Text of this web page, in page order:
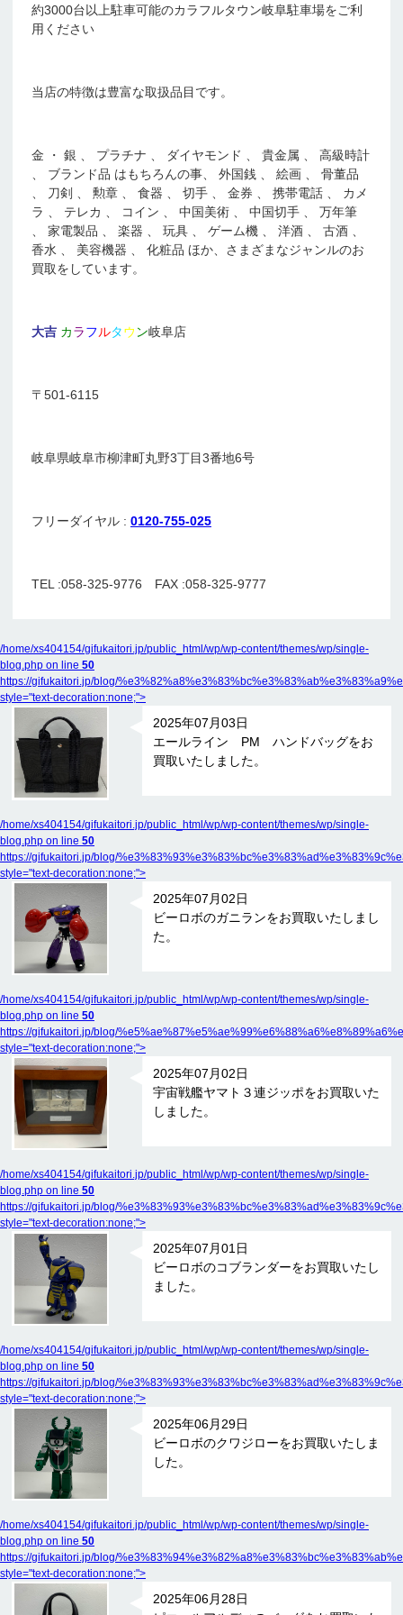
約3000台以上駐車可能のカラフルタウン岐阜駐車場をご利
用ください
当店の特徴は豊富な取扱品目です。
金 ・ 銀 、 プラチナ 、 ダイヤモンド 、 貴金属 、 高級時計
、 ブランド品 はもちろんの事、 外国銭 、 絵画 、 骨董品
、 刀剣 、 勲章 、 食器 、 切手 、 金券 、 携帯電話 、 カメ
ラ 、 テレカ 、 コイン 、 中国美術 、 中国切手 、 万年筆
、 家電製品 、 楽器 、 玩具 、 ゲーム機 、 洋酒 、 古酒 、
香水 、 美容機器 、 化粧品 ほか、さまざまなジャンルのお
買取をしています。
大吉 カラフルタウ ン岐阜店
〒501-6115
岐阜県岐阜市柳津町丸野3丁目3番地6号
フリーダイヤル : 0120-755-025
TEL :058-325-9776 FAX :058-325-9777
/home/xs404154/gifukaitori.jp/public_html/wp/wp-content/themes/wp/single-
blog.php on line 50
https://gifukaitori.jp/blog/
style="text-decoration:none;">
2025年07月03日
エールライン PM ハンドバッグをお
買取いたしました。
/home/xs404154/gifukaitori.jp/public_html/wp/wp-content/themes/wp/single-
blog.php on line 50
https://gifukaitori.jp/blog/
style="text-decoration:none;">
2025年07月02日
ビーロボのガニランをお買取いたしまし
た。
/home/xs404154/gifukaitori.jp/public_html/wp/wp-content/themes/wp/single-
blog.php on line 50
https://gifukaitori.jp/blog/
style="text-decoration:none;">
2025年07月02日
宇宙戦艦ヤマト３連ジッポをお買取いた
しました。
/home/xs404154/gifukaitori.jp/public_html/wp/wp-content/themes/wp/single-
blog.php on line 50
https://gifukaitori.jp/blog/
style="text-decoration:none;">
2025年07月01日
ビーロボのコブランダーをお買取いたし
ました。
/home/xs404154/gifukaitori.jp/public_html/wp/wp-content/themes/wp/single-
blog.php on line 50
https://gifukaitori.jp/blog/
style="text-decoration:none;">
2025年06月29日
ビーロボのクワジローをお買取いたしま
した。
/home/xs404154/gifukaitori.jp/public_html/wp/wp-content/themes/wp/single-
blog.php on line 50
https://gifukaitori.jp/blog/
style="text-decoration:none;">
2025年06月28日